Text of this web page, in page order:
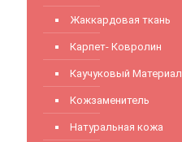
Жаккардовая ткань
Карпет- Ковролин
Каучуковый Материал
Кожзаменитель
Натуральная кожа